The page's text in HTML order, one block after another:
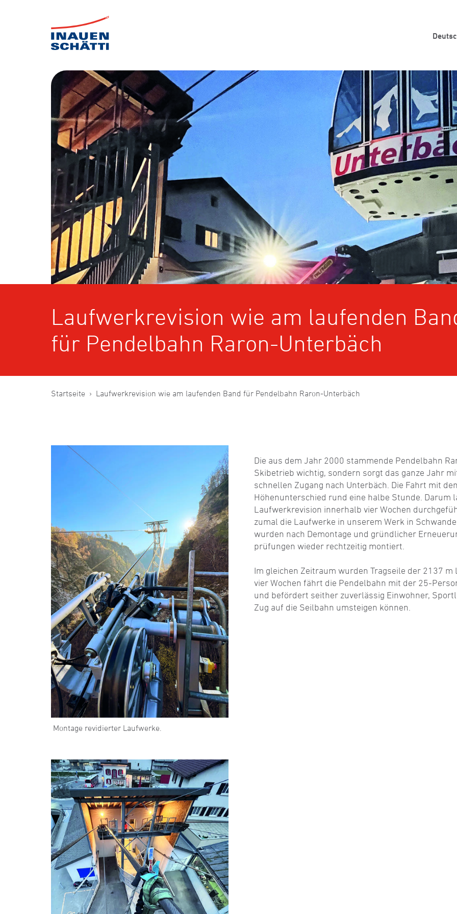
Laufwerkrevision wie am laufenden
für Pendelbahn Raron-Unterbäch
Startseite Laufwerkrevision wie am laufenden Band für Pendelbahn Raron-Unterbäch
Montage revidierter Laufwerke.
Die aus dem Jahr 2000 stammende Pendelbahn
Skibetrieb wichtig, sondern sorgt das ganze Jahr
schnellen Zugang nach Unterbäch. Die Fahrt mit
Höhenunterschied rund eine halbe Stunde. Darum
Laufwerkrevision innerhalb vier Wochen
zumal die Laufwerke in unserem Werk in
wurden nach Demontage und gründlicher
prüfungen wieder rechtzeitig montiert.
Im gleichen Zeitraum wurden Tragseile der 2137
vier Wochen fährt die Pendelbahn mit der 25-
und befördert seither zuverlässig Einwohner,
Zug auf die Seilbahn umsteigen können.